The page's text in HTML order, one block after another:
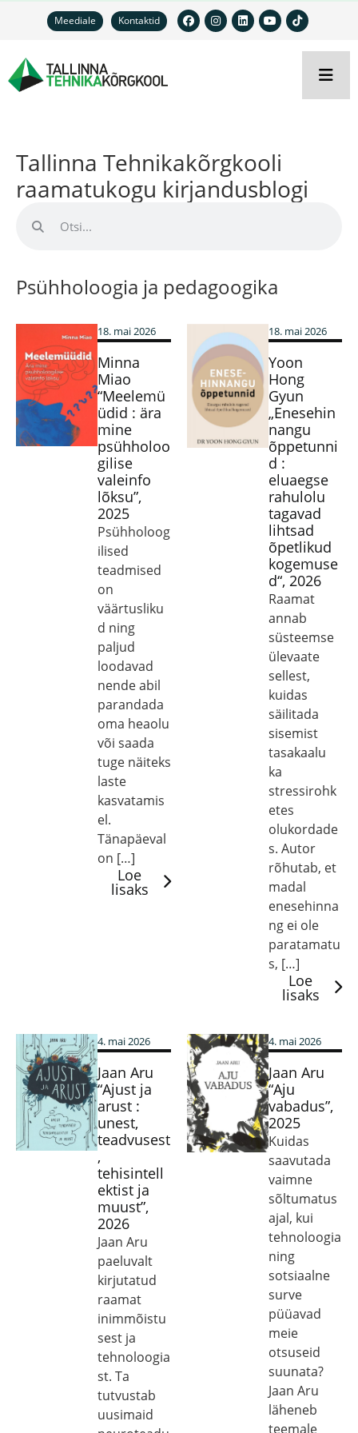
Meediale Kontaktid
Tallinna Tehnikakõrgkooli
raamatukogu kirjandusblogi
Psühholoogia ja pedagoogika
18. mai 2026
Minna
Miao
“Meelemü
üdid : ära
mine
psühholoo
gilise
valeinfo
lõksu”,
2025
Psühholoog
ilised
teadmised
on
väärtusliku
d ning
paljud
loodavad
nende abil
parandada
oma heaolu
või saada
tuge näiteks
laste
kasvatamis
el.
Tänapäeval
on […]
Loe
lisaks
18. mai 2026
Yoon
Hong
Gyun
„Enesehin
nangu
õppetunni
d :
eluaegse
rahulolu
tagavad
lihtsad
õpetlikud
kogemuse
d“, 2026
Raamat
annab
süsteemse
ülevaate
sellest,
kuidas
säilitada
sisemist
tasakaalu
ka
stressirohk
etes
olukordade
s. Autor
rõhutab, et
madal
enesehinna
ng ei ole
paratamatu
s, […]
Loe
lisaks
4. mai 2026
Jaan Aru
“Ajust ja
arust :
unest,
teadvusest
,
tehisintell
ektist ja
muust”,
2026
Jaan Aru
paeluvalt
kirjutatud
raamat
inimmõistu
sest ja
tehnoloogia
st. Ta
tutvustab
uusimaid
4. mai 2026
Jaan Aru
“Aju
vabadus”,
2025
Kuidas
saavutada
vaimne
sõltumatus
ajal, kui
tehnoloogia
ning
sotsiaalne
surve
püüavad
meie
otsuseid
suunata?
Jaan Aru
läheneb
teemale